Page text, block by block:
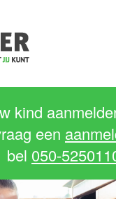
kind
een
bel 050-